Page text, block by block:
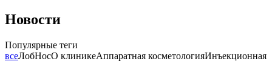
Новости
Популярные теги
всеЛобНосО клиникеАппаратная косметологияИнъекционная